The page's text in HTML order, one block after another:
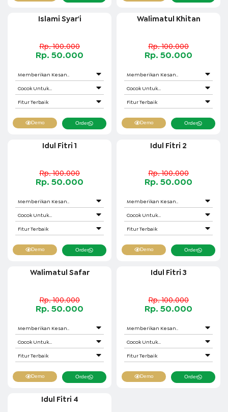
Islami Syar'i
Rp. 100.000
Rp. 50.000
Memberikan Kesan..
Cocok Untuk...
Fitur Terbaik
Demo Order
Idul Fitri 1
Rp. 100.000
Rp. 50.000
Memberikan Kesan..
Cocok Untuk...
Fitur Terbaik
Demo Order
Walimatul Khitan
Rp. 100.000
Rp. 50.000
Memberikan Kesan..
Cocok Untuk...
Fitur Terbaik
Demo Order
Idul Fitri 2
Rp. 100.000
Rp. 50.000
Memberikan Kesan..
Cocok Untuk...
Fitur Terbaik
Demo Order
Walimatul Safar
Rp. 100.000
Rp. 50.000
Memberikan Kesan..
Cocok Untuk...
Fitur Terbaik
Demo Order
Idul Fitri 4
Idul Fitri 3
Rp. 100.000
Rp. 50.000
Memberikan Kesan..
Cocok Untuk...
Fitur Terbaik
Demo Order